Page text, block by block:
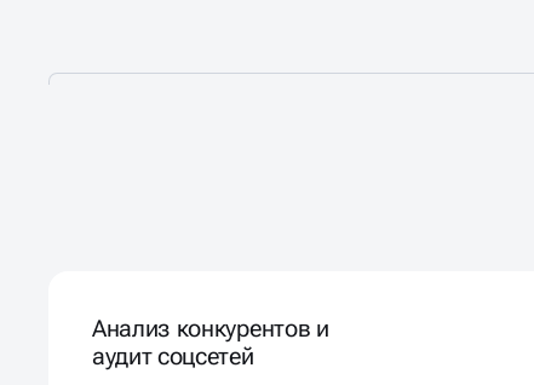
Анализ конкурентов и
аудит соцсетей